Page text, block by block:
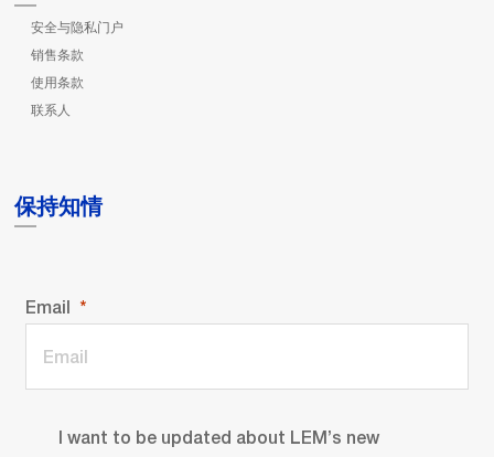
安全与隐私门户
销售条款
使用条款
联系人
保持知情
Email
I want to be updated about LEM’s new